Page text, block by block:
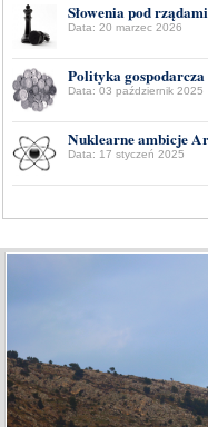
Słowenia pod
Data: 20 marzec 2026
Polityka
Data: 03 październik 2025
Nuklearne ambicje
Data: 17 styczeń 2025